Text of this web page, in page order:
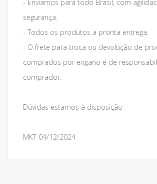
- Enviamos para todo Brasil, com
segurança.
- Todos os produtos a pronta entrega.
- O frete para troca ou devolução de
comprados por engano é de
comprador.
Dúvidas estamos à disposição
MKT 04/12/2024